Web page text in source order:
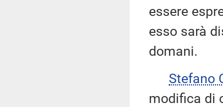
essere
esso sarà
domani.
Stefano
modifica di